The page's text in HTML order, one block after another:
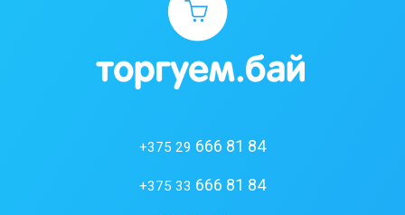
+375 29 666 81 84
+375 33 666 81 84